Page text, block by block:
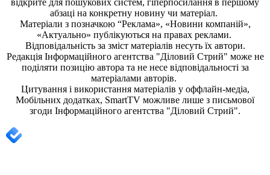
відкрите для пошукових систем, гіперпосилання в першому
абзаці на конкретну новину чи матеріал.
Матеріали з позначкою “Реклама», «Новини компаній»,
«Актуально» публікуються на правах реклами.
Відповідальність за зміст матеріалів несуть їх автори.
Редакція Інформаційного агентства "Діловий Стрий" може не
поділяти позицію автора та не несе відповідальності за
матеріалами авторів.
Цитування і використання матеріалів у оффлайн-медіа,
Мобільних додатках, SmartTV можливе лише з письмової
згоди Інформаційного агентства "Діловий Стрий".